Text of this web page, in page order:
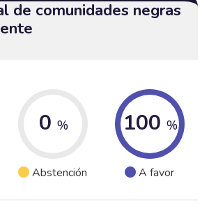
de comunidades negras
0 %
Abstención
100 %
A favor